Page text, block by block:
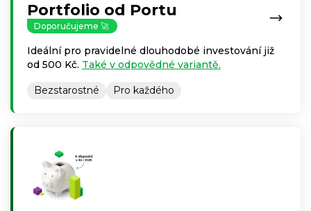
Portfolio od Portu
Doporučujeme 🚀
Ideální pro pravidelné dlouhodobé investování již
od 500 Kč. Také v odpovědné variantě.
Bezstarostné Pro každého